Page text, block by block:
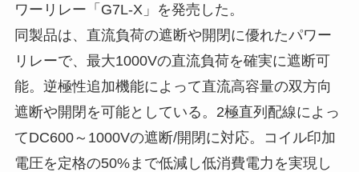
ワーリレー「G7L-X」を発売した。
同製品は、直流負荷の遮断や開閉に優れたパワー
リレーで、最大1000Vの直流負荷を確実に遮断可
能。逆極性追加機能によって直流高容量の双方向
遮断や開閉を可能としている。2極直列配線によっ
てDC600～1000Vの遮断/開閉に対応。コイル印加
電圧を定格の50%まで低減し低消費電力を実現し